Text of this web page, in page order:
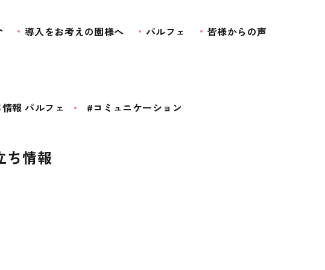
導入をお考えの園様へ パルフェ 皆様からの声
報 パルフェ #コミュニケーション
ち情報